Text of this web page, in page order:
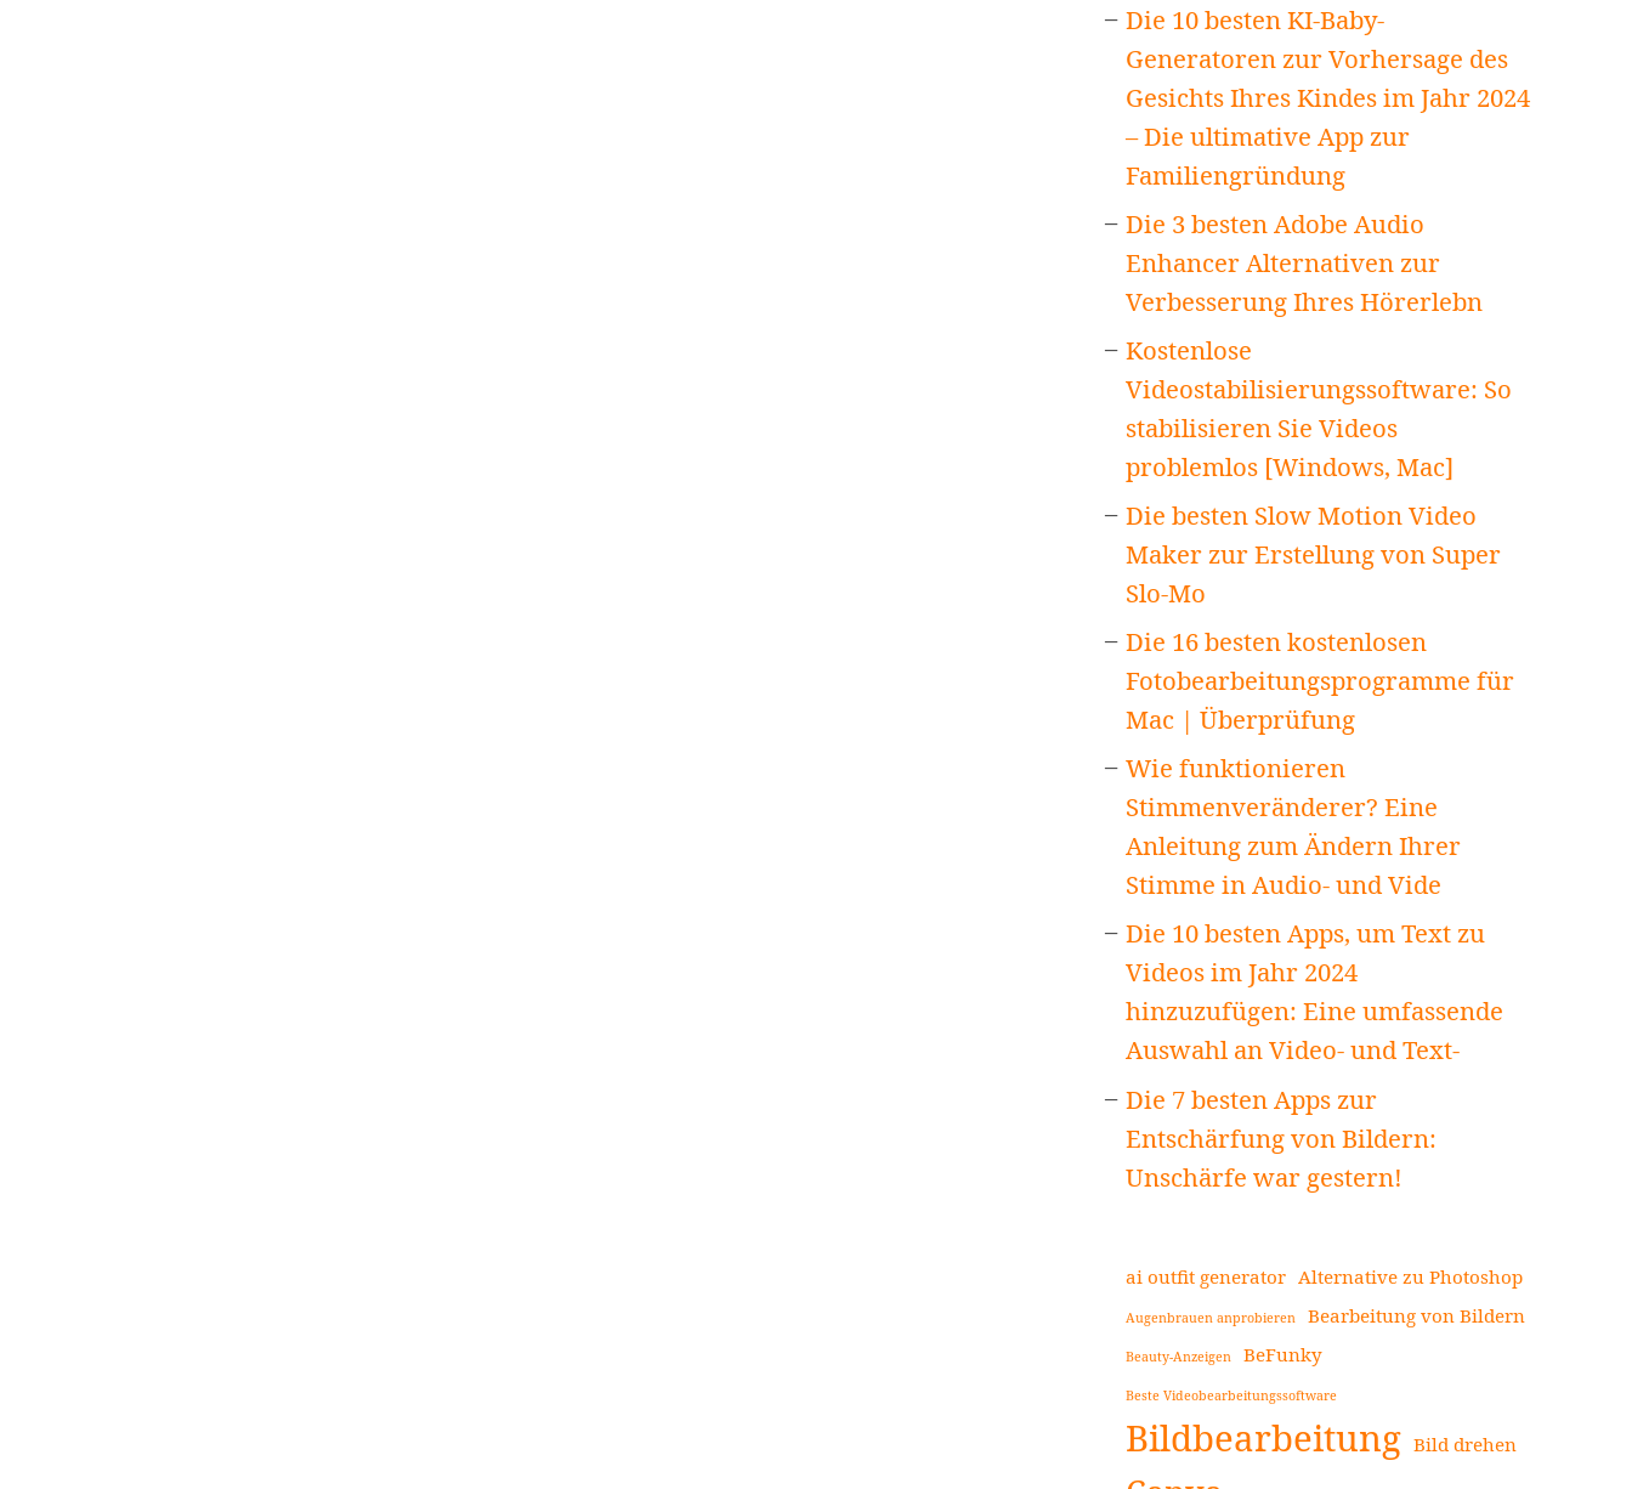
Die 10 besten KI-Baby-
Generatoren zur Vorhersage des
Gesichts Ihres Kindes im Jahr 2024
– Die ultimative App zur
Familiengründung
Die 3 besten Adobe Audio
Enhancer Alternativen zur
Verbesserung Ihres Hörerlebn
Kostenlose
Videostabilisierungssoftware: So
stabilisieren Sie Videos
problemlos [Windows, Mac]
Die besten Slow Motion Video
Maker zur Erstellung von Super
Slo-Mo
Die 16 besten kostenlosen
Fotobearbeitungsprogramme für
Mac | Überprüfung
Wie funktionieren
Stimmenveränderer? Eine
Anleitung zum Ändern Ihrer
Stimme in Audio- und Vide
Die 10 besten Apps, um Text zu
Videos im Jahr 2024
hinzuzufügen: Eine umfassende
Auswahl an Video- und Text-
Die 7 besten Apps zur
Entschärfung von Bildern:
Unschärfe war gestern!
ai outfit generator Alternative zu Photoshop
Augenbrauen anprobieren Bearbeitung von Bildern
Beauty-Anzeigen BeFunky
Beste Videobearbeitungssoftware
Bildbearbeitung Bild drehen